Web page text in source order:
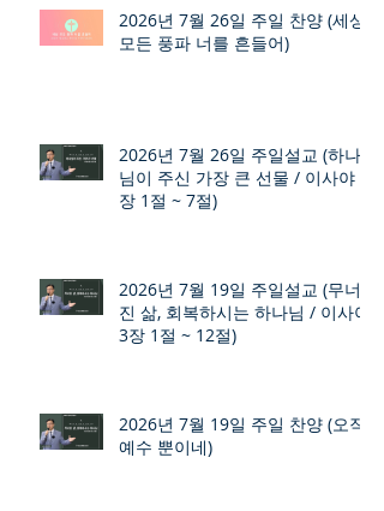
2026년 7월 26일 주일 찬양 (세상
모든 풍파 너를 흔들어)
2026년 7월 26일 주일설교 (하나
님이 주신 가장 큰 선물 / 이사야 9
장 1절 ~ 7절)
2026년 7월 19일 주일설교 (무너
진 삶, 회복하시는 하나님 / 이사야
3장 1절 ~ 12절)
2026년 7월 19일 주일 찬양 (오직
예수 뿐이네)